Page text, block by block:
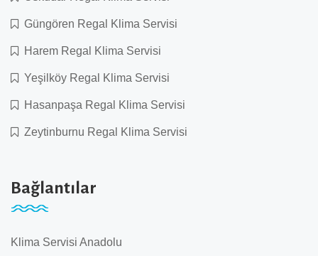
Güngören Regal Klima Servisi
Harem Regal Klima Servisi
Yeşilköy Regal Klima Servisi
Hasanpaşa Regal Klima Servisi
Zeytinburnu Regal Klima Servisi
Bağlantılar
Klima Servisi Anadolu